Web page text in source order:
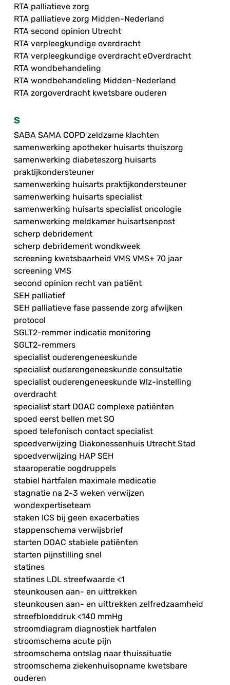
RTA palliatieve zorg
RTA palliatieve zorg Midden-Nederland
RTA second opinion Utrecht
RTA verpleegkundige overdracht
RTA verpleegkundige overdracht eOverdracht
RTA wondbehandeling
RTA wondbehandeling Midden-Nederland
RTA zorgoverdracht kwetsbare ouderen
S
SABA SAMA COPD zeldzame klachten
samenwerking apotheker huisarts thuiszorg
samenwerking diabeteszorg huisarts
praktijkondersteuner
samenwerking huisarts praktijkondersteuner
samenwerking huisarts specialist
samenwerking huisarts specialist oncologie
samenwerking meldkamer huisartsenpost
scherp debridement
scherp debridement wondkweek
screening kwetsbaarheid VMS VMS+ 70 jaar
screening VMS
second opinion recht van patiënt
SEH palliatief
SEH palliatieve fase passende zorg afwijken
protocol
SGLT2-remmer indicatie monitoring
SGLT2-remmers
specialist ouderengeneeskunde
specialist ouderengeneeskunde consultatie
specialist ouderengeneeskunde Wlz-instelling
overdracht
specialist start DOAC complexe patiënten
spoed eerst bellen met SO
spoed telefonisch contact specialist
spoedverwijzing Diakonessenhuis Utrecht Stad
spoedverwijzing HAP SEH
staaroperatie oogdruppels
stabiel hartfalen maximale medicatie
stagnatie na 2-3 weken verwijzen
wondexpertiseteam
staken ICS bij geen exacerbaties
stappenschema verwijsbrief
starten DOAC stabiele patiënten
starten pijnstilling snel
statines
statines LDL streefwaarde <1
steunkousen aan- en uittrekken
steunkousen aan- en uittrekken zelfredzaamheid
streefbloeddruk <140 mmHg
stroomdiagram diagnostiek hartfalen
stroomschema acute pijn
stroomschema ontslag naar thuissituatie
stroomschema ziekenhuisopname kwetsbare
ouderen